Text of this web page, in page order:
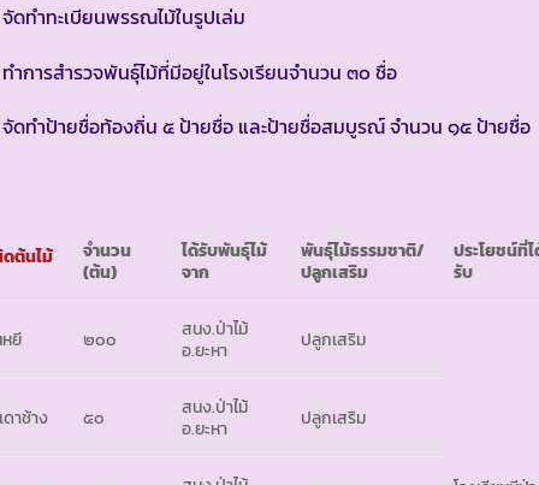
ดทำทะเบียนพรรณไม้ในรูปเล่ม
ำการสำรวจพันธุ์ไม้ที่มีอยู่ในโรงเรียนจำนวน ๓๐ ชื่อ
ดทำป้ายชื่อท้องถิ่น ๕ ป้ายชื่อ และป้ายชื่อสมบูรณ์ จำนวน ๑๕ ป้ายชื่อ
ต้นไม้
จำนวน
(ต้น)
ได้รับพันธุ์ไม้
จาก
พันธุ์ไม้ธรรมชาติ/
ปลูกเสริม
ประโยชน์ที่
รับ
ยี ๒๐๐
สนง.ป่าไม้
อ.ยะหา
ปลูกเสริม
ดาช้าง ๕๐
สนง.ป่าไม้
อ.ยะหา
ปลูกเสริม